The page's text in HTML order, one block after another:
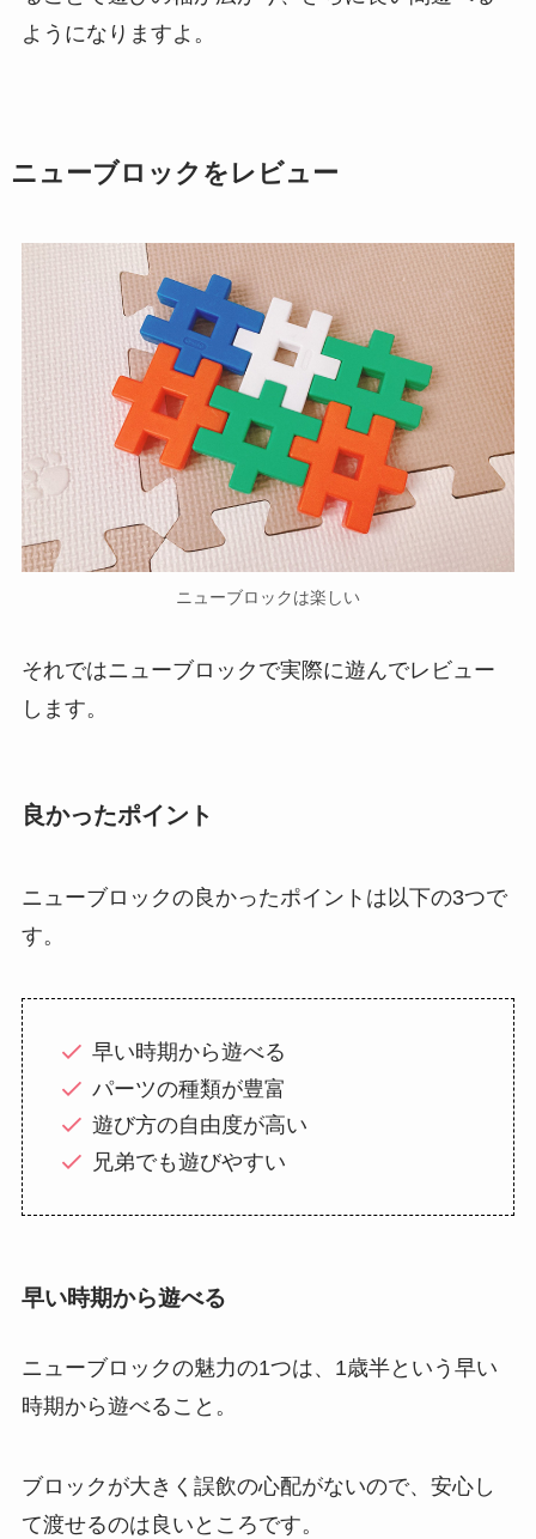
ようになりますよ。
ニューブロックをレビュー
ニューブロックは楽しい
それではニューブロックで実際に遊んでレビュー
します。
良かったポイント
ニューブロックの良かったポイントは以下の3つで
す。
早い時期から遊べる
パーツの種類が豊富
遊び方の自由度が高い
兄弟でも遊びやすい
早い時期から遊べる
ニューブロックの魅力の1つは、1歳半という早い
時期から遊べること。
ブロックが大きく誤飲の心配がないので、安心し
て渡せるのは良いところです。